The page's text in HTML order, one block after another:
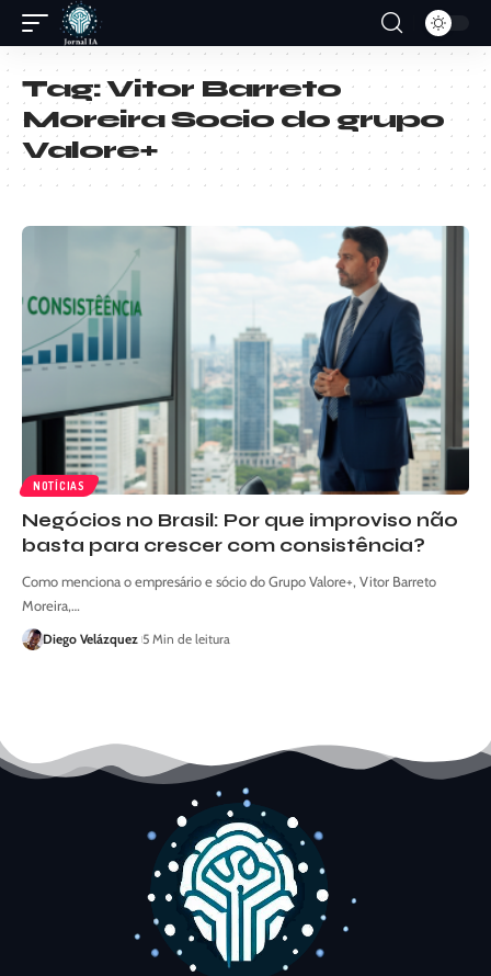
Tag:Vitor Barreto
Moreira Socio do grupo
Valore+
NOTÍCIAS
Negócios no Brasil: Por que improviso não
basta para crescer com consistência?
Como menciona o empresário e sócio do Grupo Valore+, Vitor Barreto
Moreira,…
Diego Velázquez 5 Min de leitura